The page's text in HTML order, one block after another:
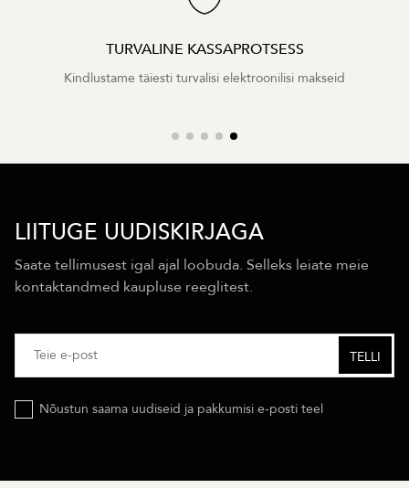
TURVALINE KASSAPROTSESS
Kindlustame täiesti turvalisi elektroonilisi makseid
LIITUGE UUDISKIRJAGA
Saate tellimusest igal ajal loobuda. Selleks leiate meie
kontaktandmed kaupluse reeglitest.
Nõustun saama uudiseid ja pakkumisi e-posti teel